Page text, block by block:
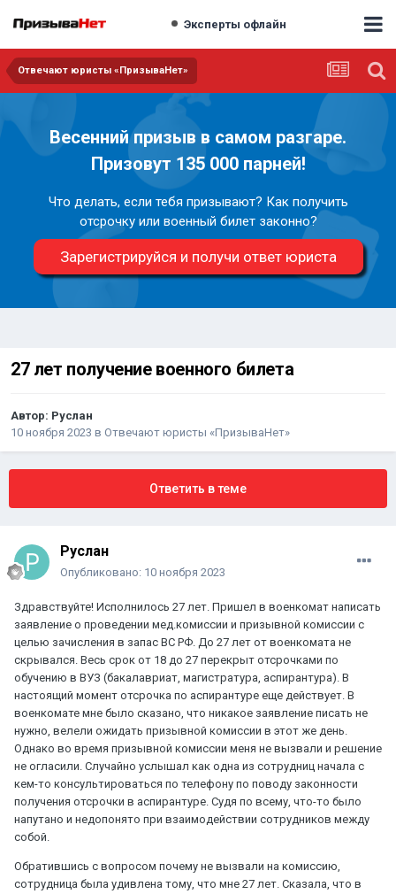
Эксперты офлайн
Отвечают юристы «ПризываНет»
Весенний призыв в самом разгаре.
Призовут 135 000 парней!
Что делать, если тебя призывают? Как получить
отсрочку или военный билет законно?
Зарегистрируйся и получи ответ юриста
27 лет получение военного билета
Автор: Руслан
10 ноября 2023 в Отвечают юристы «ПризываНет»
Ответить в теме
Руслан
Опубликовано: 10 ноября 2023
Здравствуйте! Исполнилось 27 лет. Пришел в военкомат написать
заявление о проведении мед.комиссии и призывной комиссии с
целью зачисления в запас ВС РФ. До 27 лет от военкомата не
скрывался. Весь срок от 18 до 27 перекрыт отсрочками по
обучению в ВУЗ (бакалавриат, магистратура, аспирантура). В
настоящий момент отсрочка по аспирантуре еще действует. В
военкомате мне было сказано, что никакое заявление писать не
нужно, велели ожидать призывной комиссии в этот же день.
Однако во время призывной комиссии меня не вызвали и решение
не огласили. Случайно услышал как одна из сотрудниц начала с
кем-то консультироваться по телефону по поводу законности
получения отсрочки в аспирантуре. Судя по всему, что-то было
напутано и недопонято при взаимодействии сотрудников между
собой.
Обратившись с вопросом почему не вызвали на комиссию,
сотрудница была удивлена тому, что мне 27 лет. Сказала, что в